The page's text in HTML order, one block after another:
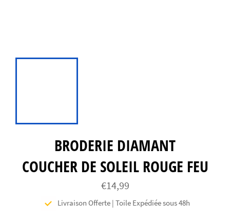
BRODERIE DIAMANT
COUCHER DE SOLEIL ROUGE FEU
Prix
régulier
€14,99
Livraison Offerte | Toile Expédiée sous 48h